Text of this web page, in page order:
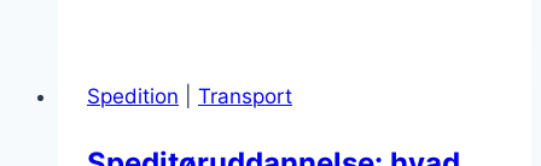
logistik
Spedition Transport